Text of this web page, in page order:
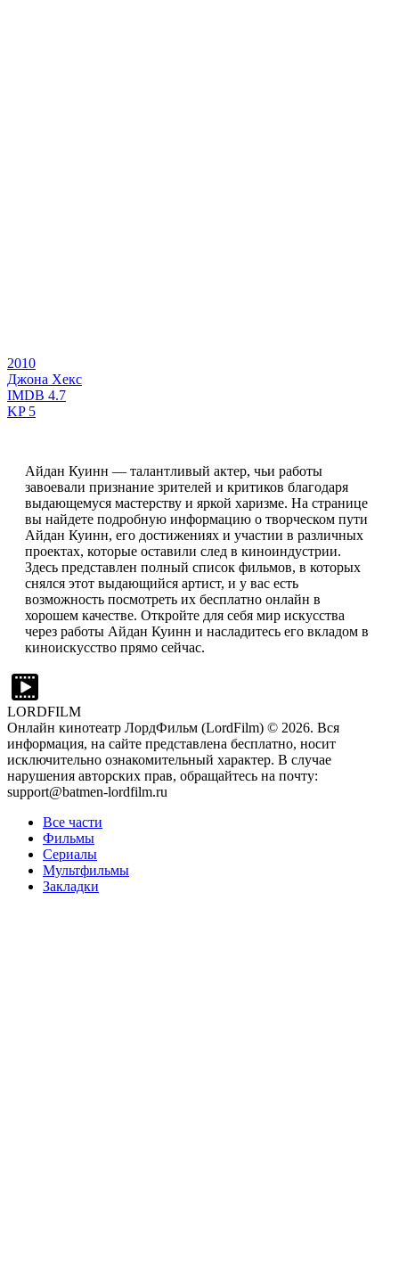
2010
Джона Хекс
IMDB 4.7
KP5
Айдан Куинн — талантливый актер, чьи работы
завоевали признание зрителей и критиков благодаря
выдающемуся мастерству и яркой харизме. На странице
вы найдете подробную информацию о творческом пути
Айдан Куинн, его достижениях и участии в различных
проектах, которые оставили след в киноиндустрии.
Здесь представлен полный список фильмов, в которых
снялся этот выдающийся артист, и у вас есть
возможность посмотреть их бесплатно онлайн в
хорошем качестве. Откройте для себя мир искусства
через работы Айдан Куинн и насладитесь его вкладом в
киноискусство прямо сейчас.
LORDFILM
Онлайн кинотеатр ЛордФильм (LordFilm) © 2026. Вся
информация, на сайте представлена бесплатно, носит
исключительно ознакомительный характер. В случае
нарушения авторских прав, обращайтесь на почту:
support@batmen-lordfilm.ru
Все части
Фильмы
Сериалы
Мультфильмы
Закладки